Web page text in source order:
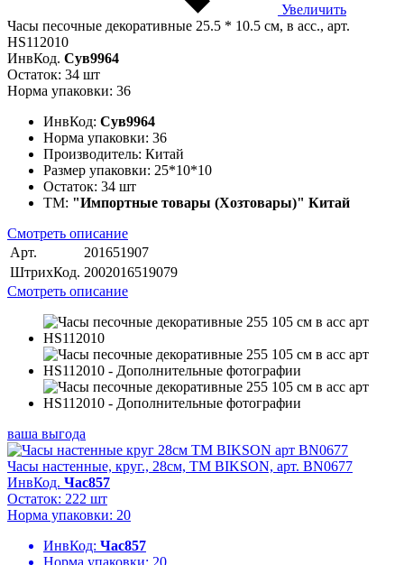
Увеличить
Часы песочные декоративные 25.5 * 10.5 см, в асс., арт.
HS112010
ИнвКод. Сув9964
Остаток: 34 шт
Норма упаковки: 36
ИнвКод: Сув9964
Норма упаковки: 36
Производитель: Китай
Размер упаковки: 25*10*10
Остаток: 34 шт
ТМ: "Импортные товары (Хозтовары)" Китай
Смотреть описание
Арт.
201651907
ШтрихКод. 2002016519079
Смотреть описание
ваша выгода
Часы настенные, круг., 28см, ТМ BIKSON, арт. BN0677
ИнвКод. Час857
Остаток: 222 шт
Норма упаковки: 20
ИнвКод: Час857
Норма упаковки: 20